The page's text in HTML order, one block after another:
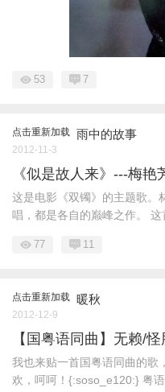
53 7
点击重新加载 雨中的故事
2012-11-3
《似是故人来》---梅艳
这是电影《双镯》的主题歌。
唱，都是各自的巅峰之作。 这
77 11
点击重新加载 暖秋
2012-12-9
【国粤语同曲】无赖/
我也来贴一首国粤语同曲的歌
欢，呵呵！{:soso_e120:} 粤语